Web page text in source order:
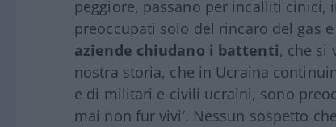
peggiore, passano per incalliti cinici,
preoccupati solo del rincaro del gas
aziende chiudano i battenti, che si
nostra storia, che in Ucraina
e di militari e civili ucraini, sono
mai non fur vivi’. Nessun sospetto